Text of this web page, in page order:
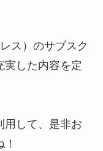
ス）のサブスク
実した内容を定
用して、是非お